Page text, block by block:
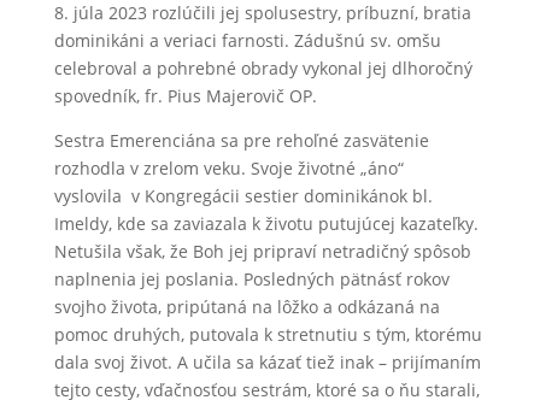
8. júla 2023 rozlúčili jej spolusestry, príbuzní, bratia
dominikáni a veriaci farnosti. Zádušnú sv. omšu
celebroval a pohrebné obrady vykonal jej dlhoročný
spovedník, fr. Pius Majerovič OP.
Sestra Emerenciána sa pre rehoľné zasvätenie
rozhodla v zrelom veku. Svoje životné „áno“
vyslovila v Kongregácii sestier dominikánok bl.
Imeldy, kde sa zaviazala k životu putujúcej kazateľky.
Netušila však, že Boh jej pripraví netradičný spôsob
naplnenia jej poslania. Posledných pätnásť rokov
svojho života, pripútaná na lôžko a odkázaná na
pomoc druhých, putovala k stretnutiu s tým, ktorému
dala svoj život. A učila sa kázať tiež inak – prijímaním
tejto cesty, vďačnosťou sestrám, ktoré sa o ňu starali,